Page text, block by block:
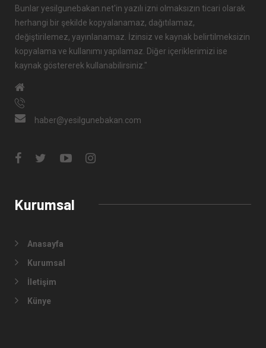
Bunlar yesilgunebakan.net'in yazılı izni olmaksızın ticari olarak
herhangi bir şekilde kopyalanamaz, dağıtılamaz,
değiştirilemez, yayınlanamaz. İzinsiz ve kaynak belirtilmeksizin
kopyalama ve kullanımı yapılamaz. Diğer içeriklerimizi ise
kaynak göstererek kullanabilirsiniz."
haber@yesilgunebakan.com
Kurumsal
Anasayfa
Kurumsal
İletişim
Künye